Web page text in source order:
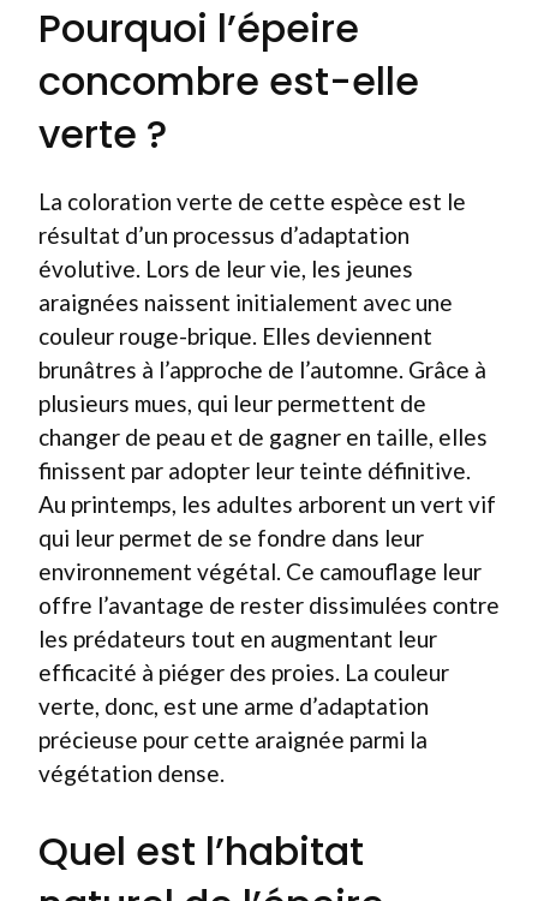
Pourquoi l’épeire
concombre est-elle
verte ?
La coloration verte de cette espèce est le
résultat d’un processus d’adaptation
évolutive. Lors de leur vie, les jeunes
araignées naissent initialement avec une
couleur rouge-brique. Elles deviennent
brunâtres à l’approche de l’automne. Grâce à
plusieurs mues, qui leur permettent de
changer de peau et de gagner en taille, elles
finissent par adopter leur teinte définitive.
Au printemps, les adultes arborent un vert vif
qui leur permet de se fondre dans leur
environnement végétal. Ce camouflage leur
offre l’avantage de rester dissimulées contre
les prédateurs tout en augmentant leur
efficacité à piéger des proies. La couleur
verte, donc, est une arme d’adaptation
précieuse pour cette araignée parmi la
végétation dense.
Quel est l’habitat